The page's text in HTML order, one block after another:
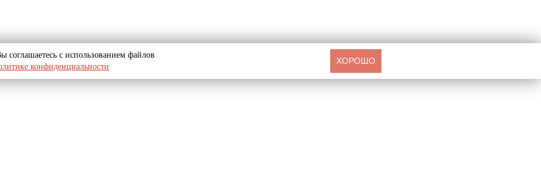
соглашаетесь с использованием файлов
конфиденциальности
ХОРОШО